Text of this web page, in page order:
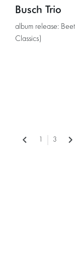
Busch Trio
album release:
Classics)
3